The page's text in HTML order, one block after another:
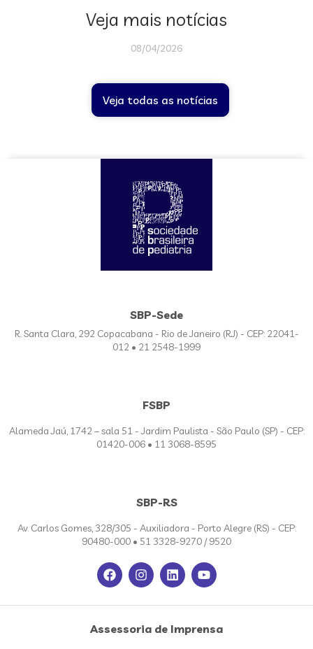
Veja mais notícias
08/04/2026
Veja todas as notícias
SBP-Sede
R. Santa Clara, 292 Copacabana - Rio de Janeiro (RJ) - CEP: 22041-
012 • 21 2548-1999
FSBP
Alameda Jaú, 1742 – sala 51 - Jardim Paulista - São Paulo (SP) - CEP:
01420-006 • 11 3068-8595
SBP-RS
Av. Carlos Gomes, 328/305 - Auxiliadora - Porto Alegre (RS) - CEP:
90480-000 • 51 3328-9270 / 9520
Assessoria de Imprensa